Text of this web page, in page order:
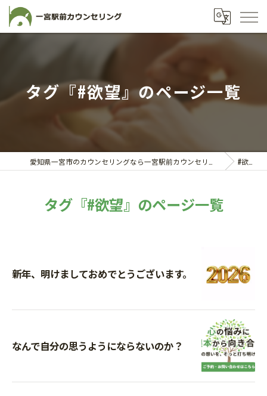
タグ『#欲望』のページ一覧
#欲望
タグ『#欲望』のページ一覧
新年、明けましておめでとうございます。
なんで自分の思うようにならないのか？